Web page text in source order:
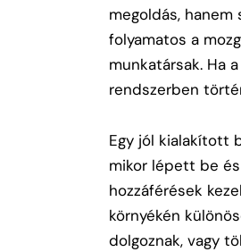
megoldás,
folyamatos a
munkatársak. Ha
rendszerben
Egy jól kialakított
mikor lépett be
hozzáférések
környékén
dolgoznak, vagy